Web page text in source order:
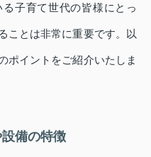
子育て世代の皆様にとっ
ことは非常に重要です。以
ポイントをご紹介いたしま
備の特徴